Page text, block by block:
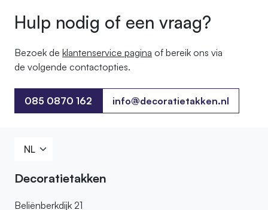
Hulp nodig of een vraag?
Bezoek de klantenservice pagina of bereik ons ​​via
de volgende contactopties.
085 0870 162
085 0870 162
info@decoratietakken.nl
Decoratietakken
Beliënberkdijk 21